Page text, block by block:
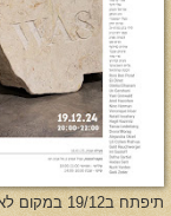
תיפתח ב19/12 במקום לאמנות.